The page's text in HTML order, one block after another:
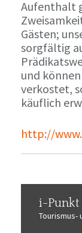
Aufenthalt
Gästen;
sorgfältig
und
verkostet,
käuflich
http://
i-Punkt
Tourismus-